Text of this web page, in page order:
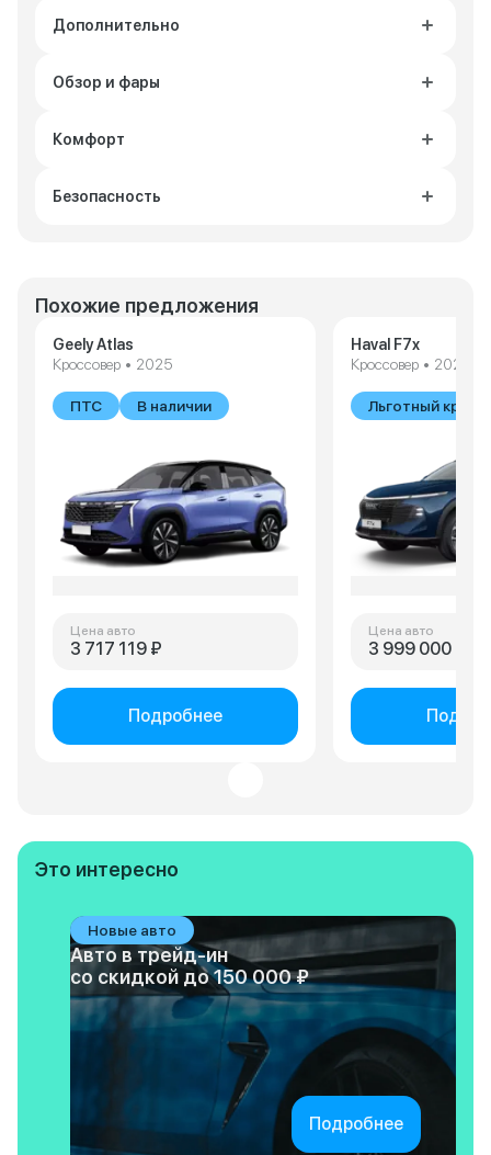
Дополнительно
Обзор и фары
Комфорт
Безопасность
Похожие предложения
Geely Atlas
Кроссовер • 2025
ПТС В наличии
Цена авто
3 717 119 ₽
Подробнее
Haval F7x
Кроссовер • 2026
Льготный
Цена авто
3 999 000 ₽
Это интересно
Новые авто
Авто в трейд-ин
со скидкой до 150 000 ₽
Подробнее